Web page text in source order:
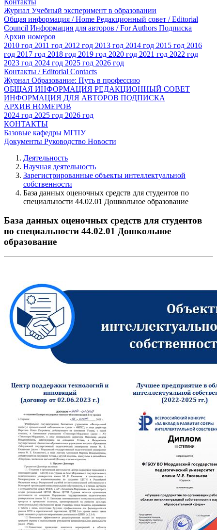
Журнал Учебный эксперимент в образовании
Общая информация / Home Редакционный совет / Editorial
Council Информация для авторов / For Authors Подписка
Архив номеров
2010 год 2011 год 2012 год 2013 год 2014 год 2015 год 2016
год 2017 год 2018 год 2019 год 2020 год 2021 год 2022 год
2023 год 2024 год 2025 год 2026 год
Контакты / Editorial Contacts
Журнал Образование: Путь в профессию
ОБЩАЯ ИНФОРМАЦИЯ РЕДАКЦИОННЫЙ СОВЕТ
ИНФОРМАЦИЯ ДЛЯ АВТОРОВ ПОДПИСКА
АРХИВ НОМЕРОВ
2024 год 2025 год 2026 год
КОНТАКТЫ
Базовые кафедры МГПУ
Документы Руководство Новости
Деятельность
Научная деятельность
Зарегистрированные объекты интеллектуальной
собственности
База данных оценочных средств для студентов по
специальности 44.02.01 Дошкольное образование
База данных оценочных средств для студентов
по специальности 44.02.01 Дошкольное
образование